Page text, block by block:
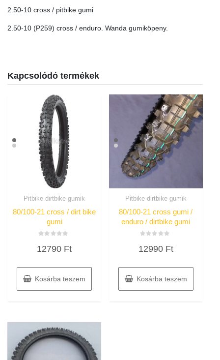
2.50-10 cross / pitbike gumi
2.50-10 (P259) cross / enduro. Wanda gumiköpeny.
Kapcsolódó termékek
Pitbike dirtbike gumik
80/100-21 cross / dirt bike
gumi
0
12790 Ft
Kosárba teszem
Pitbike dirtbike gumik
80/100-21 cross gumi /
enduro / dirtbike gumi
0
12990 Ft
Kosárba teszem